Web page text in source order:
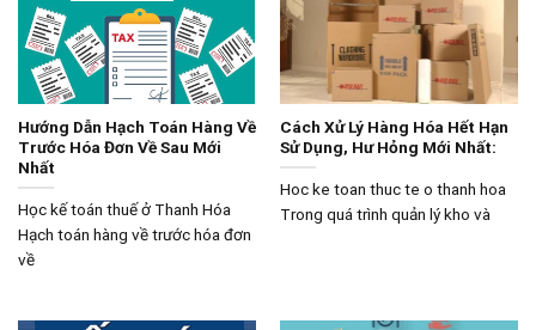
Hướng Dẫn Hạch Toán Hàng Về
Trước Hóa Đơn Về Sau Mới
Nhất
Học kế toán thuế ở Thanh Hóa
Hạch toán hàng về trước hóa đơn
về
Cách Xử Lý Hàng Hóa Hết Hạn
Sử Dụng, Hư Hỏng Mới Nhất:
Hoc ke toan thuc te o thanh hoa
Trong quá trình quản lý kho và